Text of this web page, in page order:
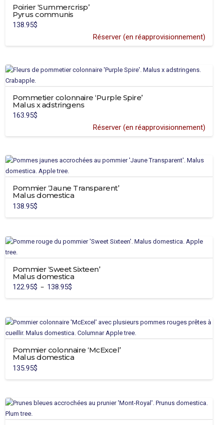
Poirier ‘Summercrisp’
Pyrus communis
138.95$
Réserver (en réapprovisionnement)
Pommetier colonnaire ‘Purple Spire’
Malus x adstringens
163.95$
Réserver (en réapprovisionnement)
Pommier ‘Jaune Transparent’
Malus domestica
138.95$
variations.
Les
options
peuvent
être
sur
la
du
produit
Pommier ‘Sweet Sixteen’
Malus domestica
122.95$ – 138.95$
prix :
a
variations.
Les
options
peuvent
être
sur
la
Pommier colonnaire ‘McExcel’
Malus domestica
135.95$